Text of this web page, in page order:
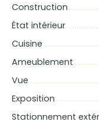
Construction
État intérieur
Cuisine
Ameublement
Vue
Exposition
Stationnement